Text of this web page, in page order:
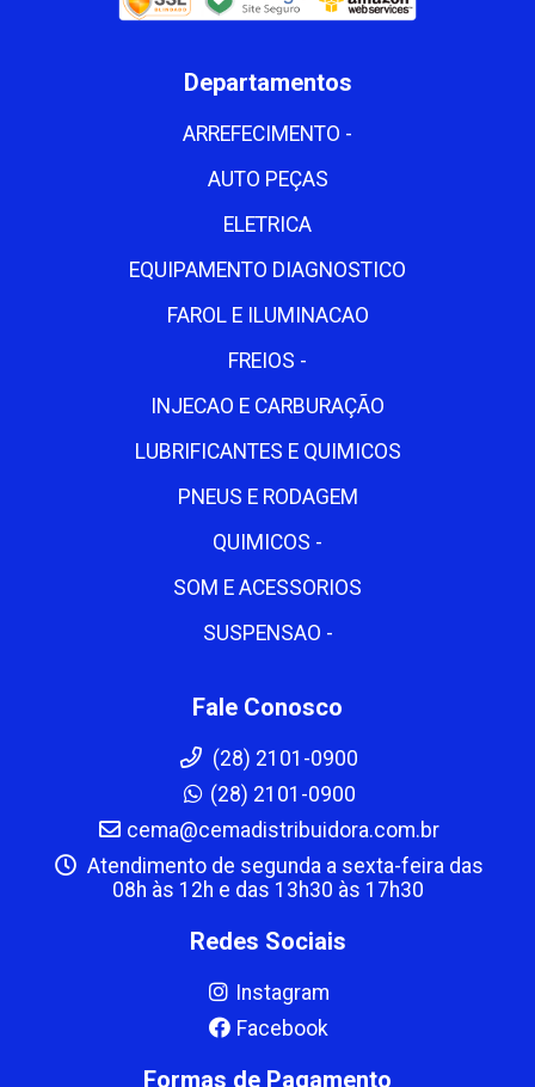
Departamentos
ARREFECIMENTO -
AUTO PEÇAS
ELETRICA
EQUIPAMENTO DIAGNOSTICO
FAROL E ILUMINACAO
FREIOS -
INJECAO E CARBURAÇÃO
LUBRIFICANTES E QUIMICOS
PNEUS E RODAGEM
QUIMICOS -
SOM E ACESSORIOS
SUSPENSAO -
Fale Conosco
(28) 2101-0900
(28) 2101-0900
cema@cemadistribuidora.com.br
Atendimento de segunda a sexta-feira das
08h às 12h e das 13h30 às 17h30
Redes Sociais
Instagram
Facebook
Formas de Pagamento